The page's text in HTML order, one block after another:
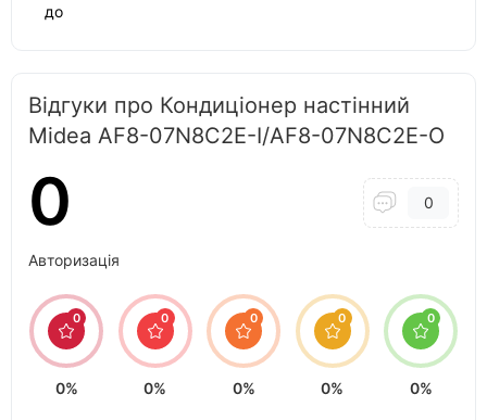
до
Відгуки про Кондиціонер настінний
Midea AF8-07N8C2E-I/AF8-07N8C2E-O
0 0
Авторизація
0
0%
0
0%
0
0%
0
0%
0
0%